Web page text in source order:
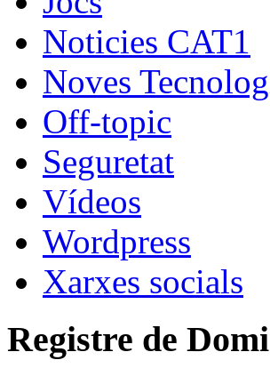
Noticies CAT1
Noves
Off-topic
Seguretat
Vídeos
Wordpress
Xarxes socials
Registre de